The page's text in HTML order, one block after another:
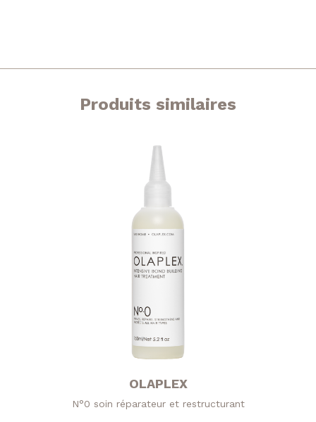
Produits similaires
OLAPLEX
N°0 soin réparateur et restructurant